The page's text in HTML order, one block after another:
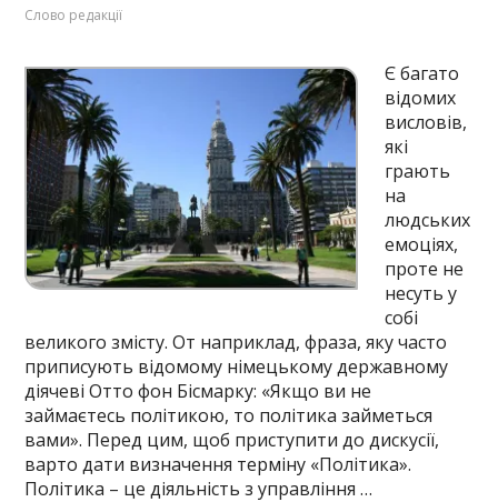
Слово редакції
Є багато
відомих
висловів,
які
грають
на
людських
емоціях,
проте не
несуть у
собі
великого змісту. От наприклад, фраза, яку часто
приписують відомому німецькому державному
діячеві Отто фон Бісмарку: «Якщо ви не
займаєтесь політикою, то політика займеться
вами». Перед цим, щоб приступити до дискусії,
варто дати визначення терміну «Політика».
Політика – це діяльність з управління …